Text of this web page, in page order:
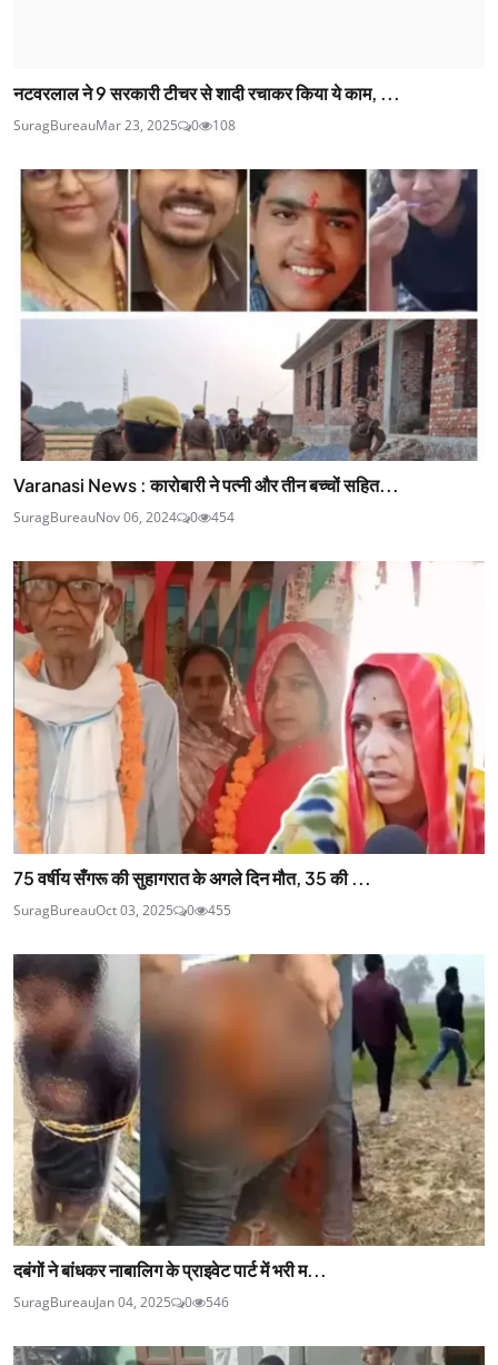
नटवरलाल ने 9 सरकारी टीचर से शादी रचाकर किया ये काम, ...
SuragBureauMar 23, 2025 0 108
Varanasi News : कारोबारी ने पत्नी और तीन बच्चों सहित...
SuragBureauNov 06, 2024 0 454
75 वर्षीय सँगरू की सुहागरात के अगले दिन मौत, 35 की ...
SuragBureauOct 03, 2025 0 455
दबंगों ने बांधकर नाबालिग के प्राइवेट पार्ट में भरी म...
SuragBureauJan 04, 2025 0 546